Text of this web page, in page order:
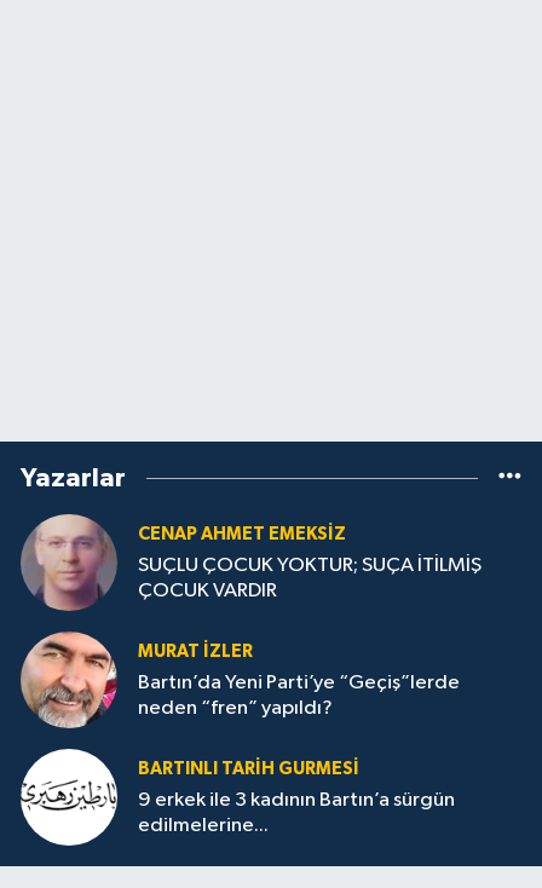
Yazarlar
CENAP AHMET EMEKSİZ
SUÇLU ÇOCUK YOKTUR; SUÇA İTİLMİŞ
ÇOCUK VARDIR
MURAT İZLER
Bartın’da Yeni Parti’ye “Geçiş”lerde
neden “fren” yapıldı?
BARTINLI TARIH GURMESI
9 erkek ile 3 kadının Bartın’a sürgün
edilmelerine...